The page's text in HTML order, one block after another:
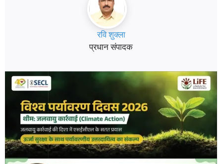
रवि शुक्ला
प्रधान संपादक